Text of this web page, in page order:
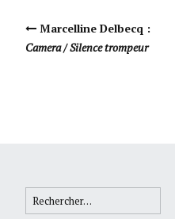
Navigation Article
Marcelline Delbecq :
Camera / Silence trompeur
Rechercher :